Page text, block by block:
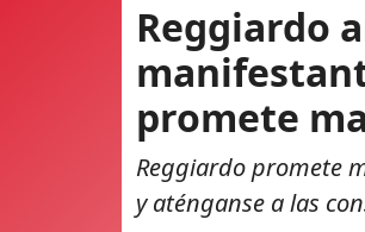
Reggiardo
promete
Reggiardo promete
y aténganse a las